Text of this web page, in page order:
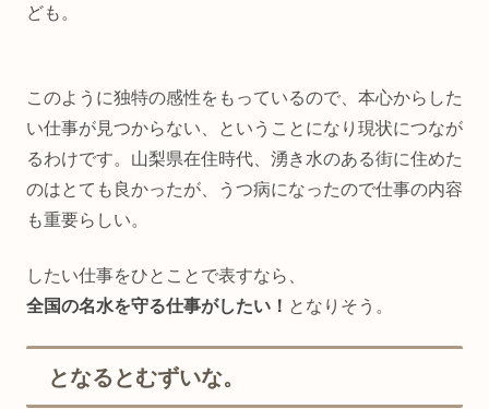
ども。
このように独特の感性をもっているので、本心からした
い仕事が見つからない、ということになり現状につなが
るわけです。山梨県在住時代、湧き水のある街に住めた
のはとても良かったが、うつ病になったので仕事の内容
も重要らしい。
したい仕事をひとことで表すなら、
全国の名水を守る仕事がしたい！ となりそう。
となるとむずいな。